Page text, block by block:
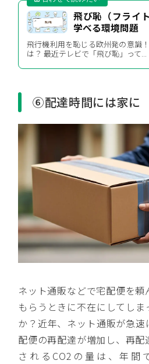
飛び恥（フライ
学べる環境問題
飛行機利用を恥じる欧州発の意識
は？ 最近テレビで「飛び恥」って...
⑥配達時間には家に
ネット通販などで宅配便を
もらうときに不在にしてし
か？近年、ネット通販が急
配便の再配達が増加し、再
されるCO2の量は、年間